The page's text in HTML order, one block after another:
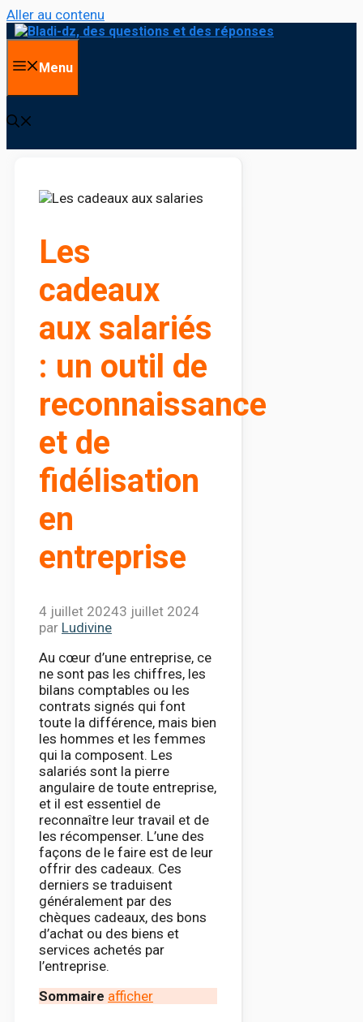
Aller au contenu
Menu
Les
cadeaux
aux salariés
: un outil de
reconnaissance
et de
fidélisation
en
entreprise
4 juillet 20243 juillet 2024
par Ludivine
Au cœur d’une entreprise, ce
ne sont pas les chiffres, les
bilans comptables ou les
contrats signés qui font
toute la différence, mais bien
les hommes et les femmes
qui la composent. Les
salariés sont la pierre
angulaire de toute entreprise,
et il est essentiel de
reconnaître leur travail et de
les récompenser. L’une des
façons de le faire est de leur
offrir des cadeaux. Ces
derniers se traduisent
généralement par des
chèques cadeaux, des bons
d’achat ou des biens et
services achetés par
l’entreprise.
Sommaire afficher